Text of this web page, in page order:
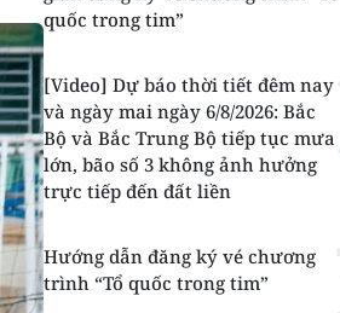
quốc trong tim”
[Video] Dự báo thời tiết đêm nay
và ngày mai ngày 6/8/2026: Bắc
Bộ và Bắc Trung Bộ tiếp tục mưa
lớn, bão số 3 không ảnh hưởng
trực tiếp đến đất liền
Hướng dẫn đăng ký vé chương
trình “Tổ quốc trong tim”